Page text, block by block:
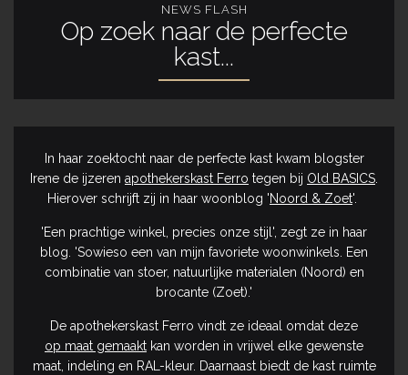
NEWS FLASH
Op zoek naar de perfecte
kast...
In haar zoektocht naar de perfecte kast kwam blogster
Irene de ijzeren apothekerskast Ferro tegen bij Old BASICS
Hierover schrijft zij in haar woonblog 'Noord & Zoet'.
'Een prachtige winkel, precies onze stijl', zegt ze in haar
blog. 'Sowieso een van mijn favoriete woonwinkels. Een
combinatie van stoer, natuurlijke materialen (Noord) en
brocante (Zoet).'
De apothekerskast Ferro vindt ze ideaal omdat deze
op maat gemaakt kan worden in vrijwel elke gewenste
maat, indeling en RAL-kleur. Daarnaast biedt de kast ruimte